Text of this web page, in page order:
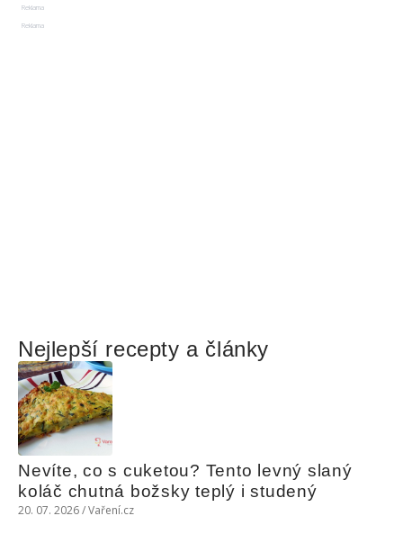
Reklama
Reklama
Nejlepší recepty a články
Nevíte, co s cuketou? Tento levný slaný
koláč chutná božsky teplý i studený
20. 07. 2026 / Vaření.cz